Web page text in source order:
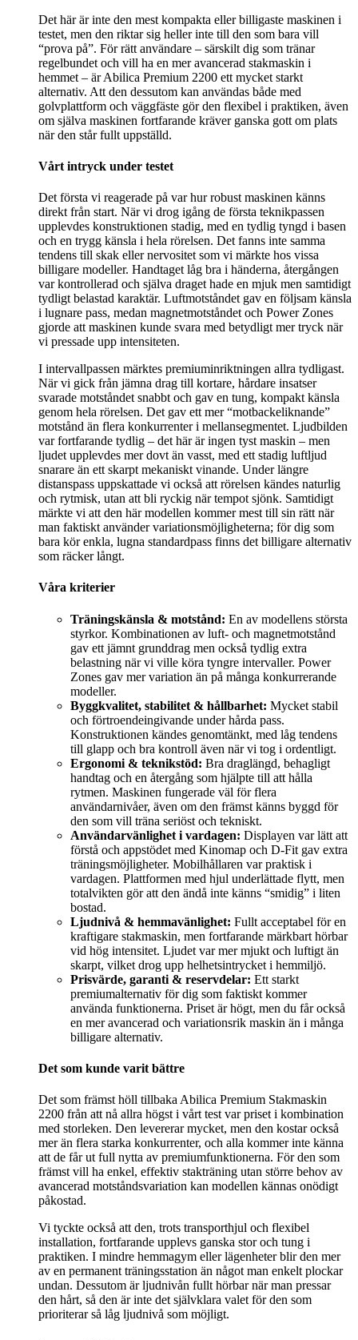
Det här är inte den mest kompakta eller billigaste maskinen i
testet, men den riktar sig heller inte till den som bara vill
“prova på”. För rätt användare – särskilt dig som tränar
regelbundet och vill ha en mer avancerad stakmaskin i
hemmet – är Abilica Premium 2200 ett mycket starkt
alternativ. Att den dessutom kan användas både med
golvplattform och väggfäste gör den flexibel i praktiken, även
om själva maskinen fortfarande kräver ganska gott om plats
när den står fullt uppställd.
Vårt intryck under testet
Det första vi reagerade på var hur robust maskinen känns
direkt från start. När vi drog igång de första teknikpassen
upplevdes konstruktionen stadig, med en tydlig tyngd i basen
och en trygg känsla i hela rörelsen. Det fanns inte samma
tendens till skak eller nervositet som vi märkte hos vissa
billigare modeller. Handtaget låg bra i händerna, återgången
var kontrollerad och själva draget hade en mjuk men samtidigt
tydligt belastad karaktär. Luftmotståndet gav en följsam känsla
i lugnare pass, medan magnetmotståndet och Power Zones
gjorde att maskinen kunde svara med betydligt mer tryck när
vi pressade upp intensiteten.
I intervallpassen märktes premiuminriktningen allra tydligast.
När vi gick från jämna drag till kortare, hårdare insatser
svarade motståndet snabbt och gav en tung, kompakt känsla
genom hela rörelsen. Det gav ett mer “motbackeliknande”
motstånd än flera konkurrenter i mellansegmentet. Ljudbilden
var fortfarande tydlig – det här är ingen tyst maskin – men
ljudet upplevdes mer dovt än vasst, med ett stadig luftljud
snarare än ett skarpt mekaniskt vinande. Under längre
distanspass uppskattade vi också att rörelsen kändes naturlig
och rytmisk, utan att bli ryckig när tempot sjönk. Samtidigt
märkte vi att den här modellen kommer mest till sin rätt när
man faktiskt använder variationsmöjligheterna; för dig som
bara kör enkla, lugna standardpass finns det billigare alternativ
som räcker långt.
Våra kriterier
Träningskänsla & motstånd: En av modellens största
styrkor. Kombinationen av luft- och magnetmotstånd
gav ett jämnt grunddrag men också tydlig extra
belastning när vi ville köra tyngre intervaller. Power
Zones gav mer variation än på många konkurrerande
modeller.
Byggkvalitet, stabilitet & hållbarhet: Mycket stabil
och förtroendeingivande under hårda pass.
Konstruktionen kändes genomtänkt, med låg tendens
till glapp och bra kontroll även när vi tog i ordentligt.
Ergonomi & teknikstöd: Bra draglängd, behagligt
handtag och en återgång som hjälpte till att hålla
rytmen. Maskinen fungerade väl för flera
användarnivåer, även om den främst känns byggd för
den som vill träna seriöst och tekniskt.
Användarvänlighet i vardagen: Displayen var lätt att
förstå och appstödet med Kinomap och D-Fit gav extra
träningsmöjligheter. Mobilhållaren var praktisk i
vardagen. Plattformen med hjul underlättade flytt, men
totalvikten gör att den ändå inte känns “smidig” i liten
bostad.
Ljudnivå & hemmavänlighet: Fullt acceptabel för en
kraftigare stakmaskin, men fortfarande märkbart hörbar
vid hög intensitet. Ljudet var mer mjukt och luftigt än
skarpt, vilket drog upp helhetsintrycket i hemmiljö.
Prisvärde, garanti & reservdelar: Ett starkt
premiumalternativ för dig som faktiskt kommer
använda funktionerna. Priset är högt, men du får också
en mer avancerad och variationsrik maskin än i många
billigare alternativ.
Det som kunde varit bättre
Det som främst höll tillbaka Abilica Premium Stakmaskin
2200 från att nå allra högst i vårt test var priset i kombination
med storleken. Den levererar mycket, men den kostar också
mer än flera starka konkurrenter, och alla kommer inte känna
att de får ut full nytta av premiumfunktionerna. För den som
främst vill ha enkel, effektiv stakträning utan större behov av
avancerad motståndsvariation kan modellen kännas onödigt
påkostad.
Vi tyckte också att den, trots transporthjul och flexibel
installation, fortfarande upplevs ganska stor och tung i
praktiken. I mindre hemmagym eller lägenheter blir den mer
av en permanent träningsstation än något man enkelt plockar
undan. Dessutom är ljudnivån fullt hörbar när man pressar
den hårt, så den är inte det självklara valet för den som
prioriterar så låg ljudnivå som möjligt.